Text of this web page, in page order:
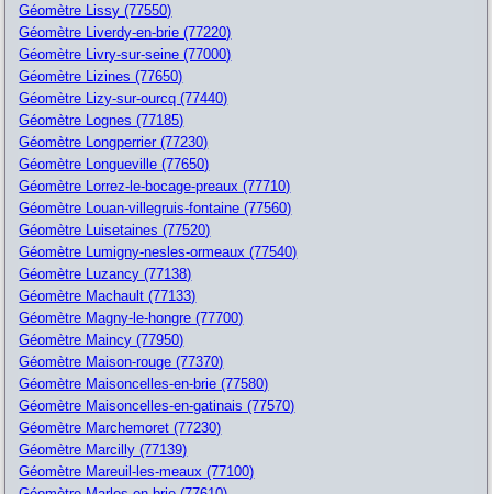
Géomètre Lissy (77550)
Géomètre Liverdy-en-brie (77220)
Géomètre Livry-sur-seine (77000)
Géomètre Lizines (77650)
Géomètre Lizy-sur-ourcq (77440)
Géomètre Lognes (77185)
Géomètre Longperrier (77230)
Géomètre Longueville (77650)
Géomètre Lorrez-le-bocage-preaux (77710)
Géomètre Louan-villegruis-fontaine (77560)
Géomètre Luisetaines (77520)
Géomètre Lumigny-nesles-ormeaux (77540)
Géomètre Luzancy (77138)
Géomètre Machault (77133)
Géomètre Magny-le-hongre (77700)
Géomètre Maincy (77950)
Géomètre Maison-rouge (77370)
Géomètre Maisoncelles-en-brie (77580)
Géomètre Maisoncelles-en-gatinais (77570)
Géomètre Marchemoret (77230)
Géomètre Marcilly (77139)
Géomètre Mareuil-les-meaux (77100)